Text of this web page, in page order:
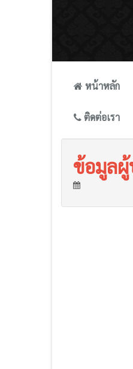
หน้าหลัก
ติดต่อเรา
ข้อมูล